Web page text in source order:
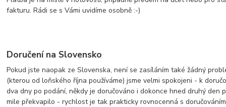
fakturu. Rádi se s Vámi uvidíme osobně :-)
Doručení na Slovensko
Pokud jste naopak ze Slovenska, není se zasíláním také žádný
(kterou od loňského října používáme) jsme velmi spokojeni - k
dva dny po podání, někdy je doručováno i dokonce hned druhý den
mile překvapilo - rychlost je tak prakticky rovnocenná s